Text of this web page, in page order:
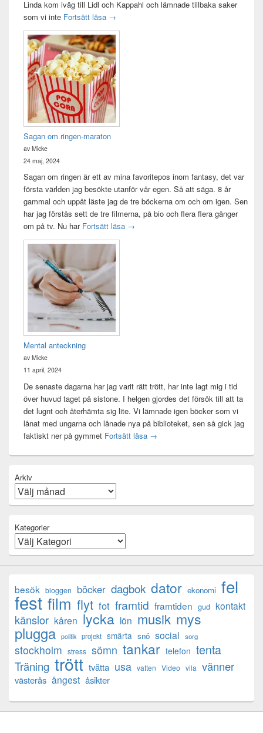
Linda kom iväg till Lidl och Kappahl och lämnade tillbaka saker
som vi inte Fortsätt läsa Idag var det en bra dag
→
Sagan om ringen-maraton
av Micke
24 maj, 2024
Sagan om ringen är ett av mina favoritepos inom fantasy, det var
första världen jag besökte utanför vår egen. Så att säga. 8 år
gammal och uppåt läste jag de tre böckerna om och om igen. Sen
har jag förstås sett de tre filmerna, på bio och flera flera gånger
om på tv. Nu har Fortsätt läsa Sagan om ringen-maraton
→
Mental anteckning
av Micke
11 april, 2024
De senaste dagarna har jag varit rätt trött, har inte lagt mig i tid
över huvud taget på sistone. I helgen gjordes det försök till att ta
det lugnt och återhämta sig lite. Vi lämnade igen böcker som vi
lånat med ungarna och lånade nya på biblioteket, sen så gick jag
faktiskt ner på gymmet Fortsätt läsa Mental anteckning
→
Arkiv
Kategorier
besök bloggen böcker dagbok dator ekonomi fel
fest film flyt fot framtid framtiden gud kontakt
känslor kåren lycka lön musik mys
plugga politik projekt smärta snö social sorg
stockholm stress sömn tankar telefon tenta
Träning trött tvätta usa vatten Video vila vänner
västerås ångest åsikter